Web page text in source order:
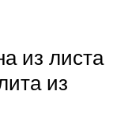
из листа
из